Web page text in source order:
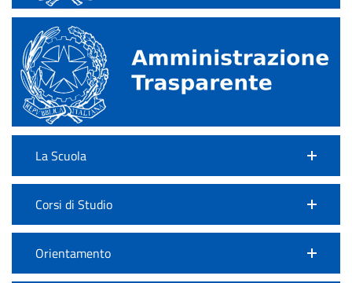
La Scuola
Corsi di Studio
Orientamento